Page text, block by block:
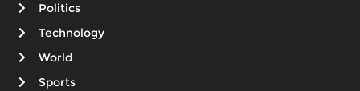
Politics
Technology
World
Sports